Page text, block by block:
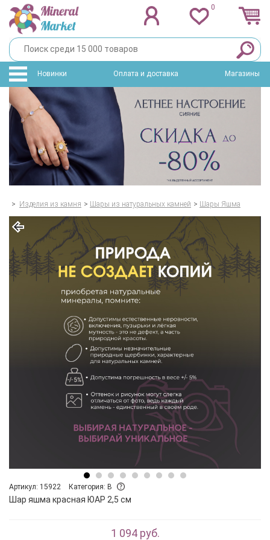
0
Новинки Оплата и доставка Магазины
> Изделия из камня > Шары из натуральных камней > Шары Яшма
Артикул: 15922 Категория: B
Шар яшма красная ЮАР 2,5 см
1 094 руб.